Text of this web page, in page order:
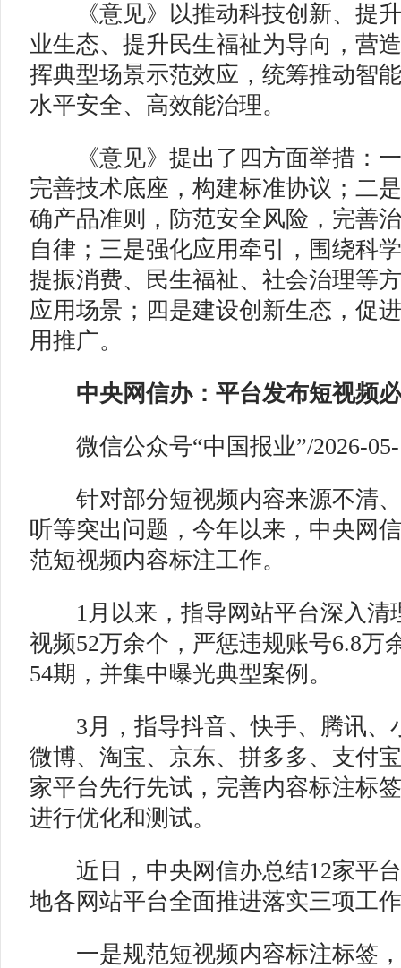
《意见》以推动科技创新、提升
业生态、提升民生福祉为导向，营
挥典型场景示范效应，统筹推动智
水平安全、高效能治理。
《意见》提出了四方面举措：一
完善技术底座，构建标准协议；二
确产品准则，防范安全风险，完善
自律；三是强化应用牵引，围绕科
提振消费、民生福祉、社会治理等
应用场景；四是建设创新生态，促
用推广。
中央网信办：平台发布短视频必
微信公众号“中国报业”/2026-05-
针对部分短视频内容来源不清、
听等突出问题，今年以来，中央网
范短视频内容标注工作。
1月以来，指导网站平台深入清
视频52万余个，严惩违规账号6.8万
54期，并集中曝光典型案例。
3月，指导抖音、快手、腾讯、
微博、淘宝、京东、拼多多、支付
家平台先行先试，完善内容标注标
进行优化和测试。
近日，中央网信办总结12家平台
地各网站平台全面推进落实三项工
一是规范短视频内容标注标签，